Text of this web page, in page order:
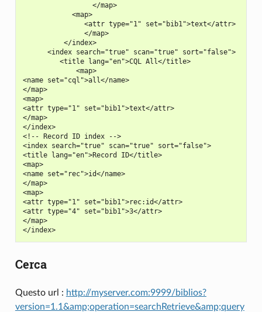
                 </map>
            <map>
               <attr type="1" set="bib1">text</attr>
               </map>
          </index>
      <index search="true" scan="true" sort="false">
         <title lang="en">CQL All</title>
             <map>
<name set="cql">all</name>
</map>
<map>
<attr type="1" set="bib1">text</attr>
</map>
</index>
<!-- Record ID index -->
<index search="true" scan="true" sort="false">
<title lang="en">Record ID</title>
<map>
<name set="rec">id</name>
</map>
<map>
<attr type="1" set="bib1">rec:id</attr>
<attr type="4" set="bib1">3</attr>
</map>
</index>
Cerca
Questo url : http://myserver.com:9999/biblios?
version=1.1&amp;operation=searchRetrieve&amp;query